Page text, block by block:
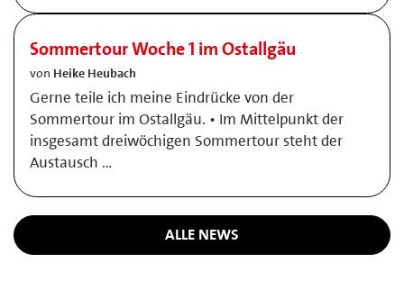
Sommertour Woche 1 im Ostallgäu
von Heike Heubach
Gerne teile ich meine Eindrücke von der
Sommertour im Ostallgäu. • Im Mittelpunkt der
insgesamt dreiwöchigen Sommertour steht der
Austausch …
ALLE NEWS